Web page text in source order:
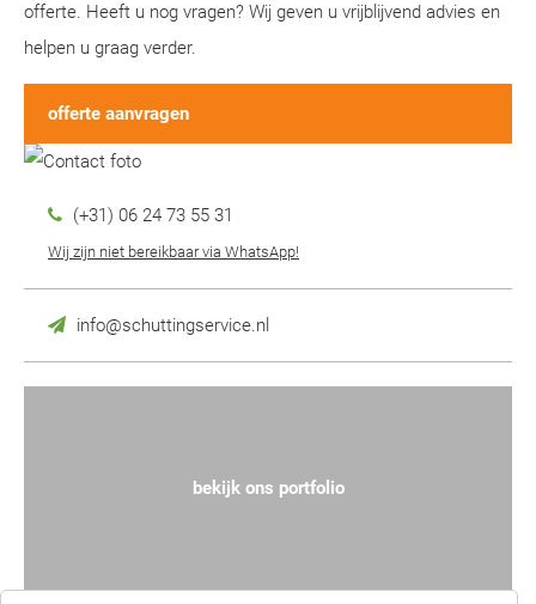
offerte. Heeft u nog vragen? Wij geven u vrijblijvend advies en
helpen u graag verder.
offerte aanvragen
(+31) 06 24 73 55 31
Wij zijn niet bereikbaar via WhatsApp!
info@schuttingservice.nl
bekijk ons portfolio